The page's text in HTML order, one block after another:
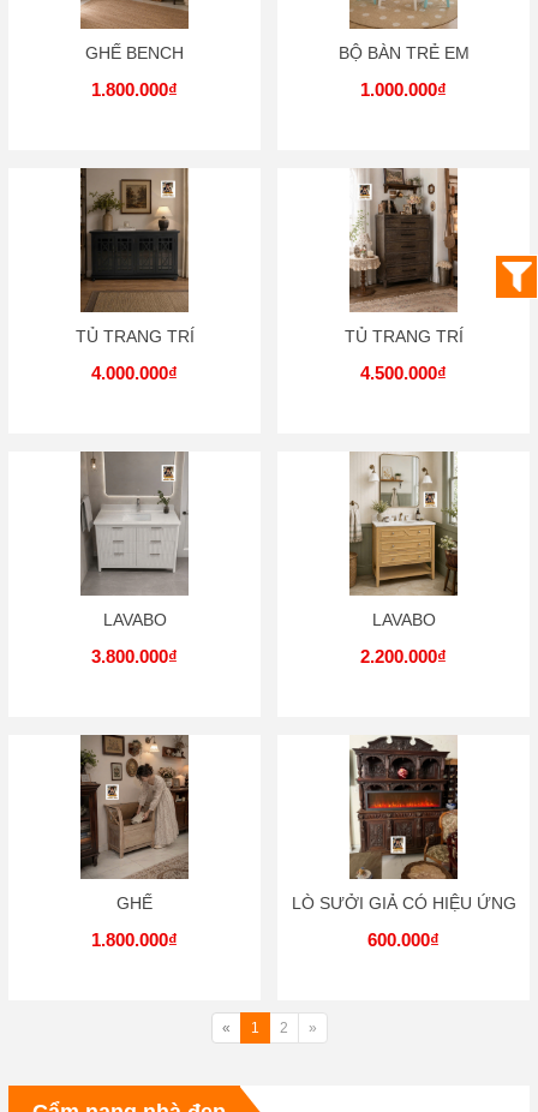
GHẾ BENCH
1.800.000₫
BỘ BÀN TRẺ EM
1.000.000₫
TỦ TRANG TRÍ
4.000.000₫
TỦ TRANG TRÍ
4.500.000₫
LAVABO
3.800.000₫
LAVABO
2.200.000₫
GHẾ
1.800.000₫
LÒ SƯỞI GIẢ CÓ HIỆU ỨNG
600.000₫
« 1 2 »